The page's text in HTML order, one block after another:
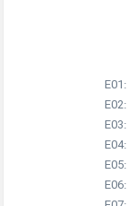
E01:
E02:
E03:
E04:
E05:
E06: